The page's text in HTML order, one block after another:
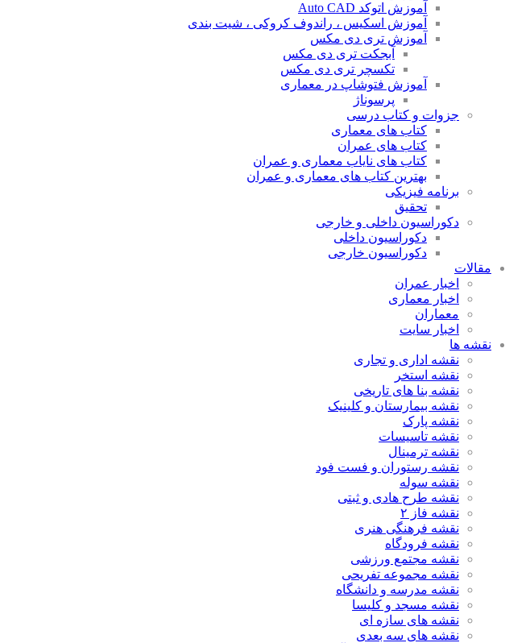
آموزش اتوکد Auto CAD
آموزش اسکیس ، راندوف کروکی ، شیت بندی
آموزش تری دی مکس
آبجکت تری دی مکس
تکسچر تری دی مکس
آموزش فتوشاپ در معماری
پرسوناژ
جزوات و کتاب درسی
کتاب های معماری
کتاب های عمران
کتاب های نایاب معماری و عمران
بهترین کتاب های معماری و عمران
برنامه فیزیکی
تحقیق
دکوراسیون داخلی و خارجی
دکوراسیون داخلی
دکوراسیون خارجی
مقالات
اخبار عمران
اخبار معماری
معماران
اخبار سایت
نقشه ها
نقشه اداری و تجاری
نقشه استخر
نقشه بنا های تاریخی
نقشه بیمارستان و کلینیک
نقشه پارک
نقشه تاسیسات
نقشه ترمینال
نقشه رستوران و فست فود
نقشه سوله
نقشه طرح هادی و ثبتی
نقشه فاز ۲
نقشه فرهنگی هنری
نقشه فرودگاه
نقشه مجتمع ورزشی
نقشه مجموعه تفریحی
نقشه مدرسه و دانشگاه
نقشه مسجد و کلیسا
نقشه های سازه ای
نقشه های سه بعدی